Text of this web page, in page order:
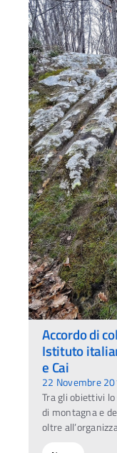
Accordo di
Istituto
e Cai
22 Novembre
Tra gli obiettivi
di montagna e
oltre